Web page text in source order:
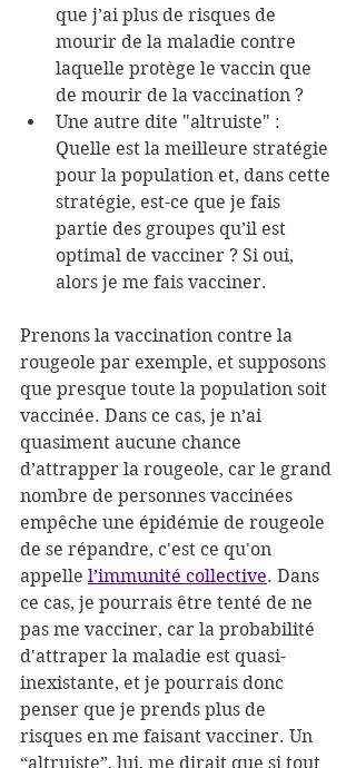
que j’ai plus de risques de
mourir de la maladie contre
laquelle protège le vaccin que
de mourir de la vaccination ?
Une autre dite "altruiste" :
Quelle est la meilleure stratégie
pour la population et, dans cette
stratégie, est-ce que je fais
partie des groupes qu’il est
optimal de vacciner ? Si oui,
alors je me fais vacciner.
Prenons la vaccination contre la
rougeole par exemple, et supposons
que presque toute la population soit
vaccinée. Dans ce cas, je n’ai
quasiment aucune chance
d’attrapper la rougeole, car le grand
nombre de personnes vaccinées
empêche une épidémie de rougeole
de se répandre, c'est ce qu'on
appelle l’immunité collective. Dans
ce cas, je pourrais être tenté de ne
pas me vacciner, car la probabilité
d'attraper la maladie est quasi-
inexistante, et je pourrais donc
penser que je prends plus de
risques en me faisant vacciner. Un
“altruiste”, lui, me dirait que si tout